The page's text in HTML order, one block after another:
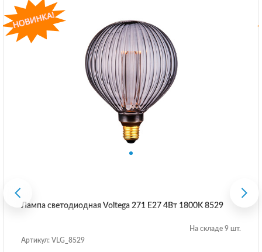
Лампа светодиодная Voltega 271 E27 4Вт 1800K 8529
На складе 9 шт.
Артикул: VLG_8529